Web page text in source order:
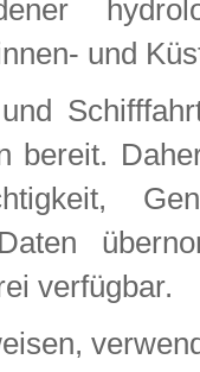
und
bereit.
verfügbar.